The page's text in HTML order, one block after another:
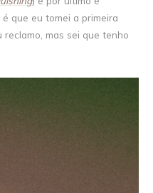
que eu tomei a primeira
reclamo, mas sei que tenho